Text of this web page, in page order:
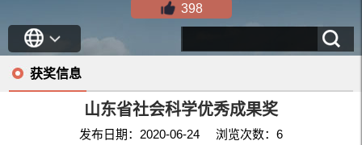
398
获奖信息
山东省社会科学优秀成果奖
发布日期：2020-06-24 浏览次数： 6